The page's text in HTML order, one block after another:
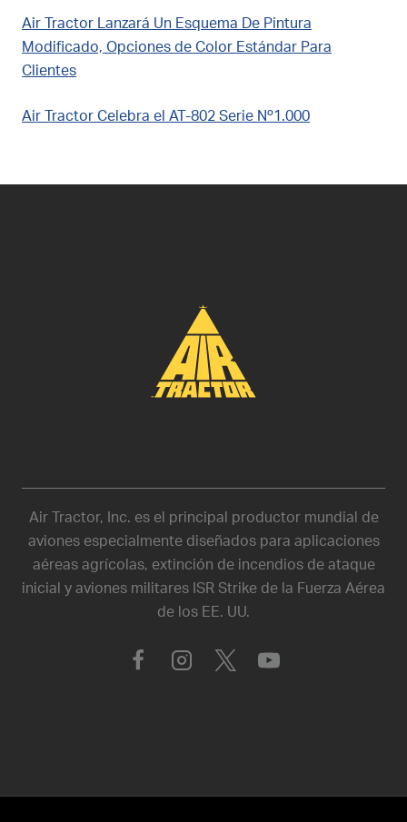
Air Tractor Lanzará Un Esquema De Pintura
Modificado, Opciones de Color Estándar Para
Clientes
Air Tractor Celebra el AT-802 Serie Nº1.000
Air Tractor, Inc. es el principal productor mundial de
aviones especialmente diseñados para aplicaciones
aéreas agrícolas, extinción de incendios de ataque
inicial y aviones militares ISR Strike de la Fuerza Aérea
de los EE. UU.